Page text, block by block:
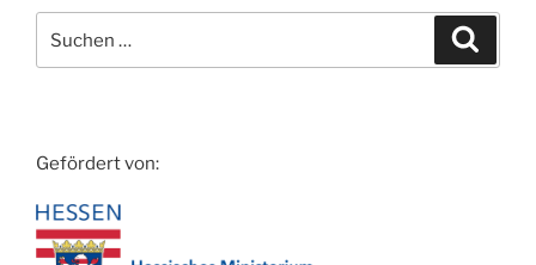
nach:
Gefördert von: